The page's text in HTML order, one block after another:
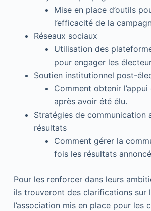
Mise en place d’outils
l’efficacité de la
Réseaux sociaux
Utilisation des
pour engager les
Soutien institutionnel post-
Comment obtenir
après avoir été élu.
Stratégies de communication
résultats
Comment gérer la
fois les résultats
Pour les renforcer dans leurs
ils trouveront des clarifications sur
l’association mis en place pour les